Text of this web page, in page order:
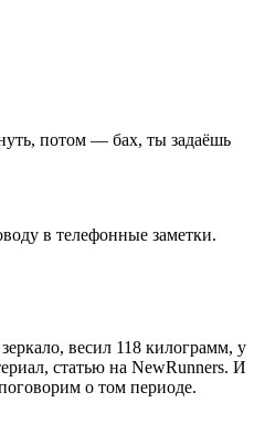
потом — бах, ты задаёшь
в телефонные заметки.
весил 118 килограмм, у
статью на NewRunners. И
о том периоде.